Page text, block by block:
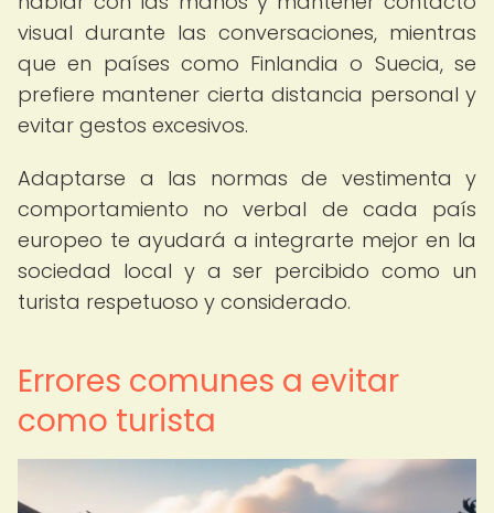
visual durante las conversaciones, mientras
que en países como Finlandia o Suecia, se
prefiere mantener cierta distancia personal y
evitar gestos excesivos.
Adaptarse a las normas de vestimenta y
comportamiento no verbal de cada país
europeo te ayudará a integrarte mejor en la
sociedad local y a ser percibido como un
turista respetuoso y considerado.
Errores comunes a evitar
como turista